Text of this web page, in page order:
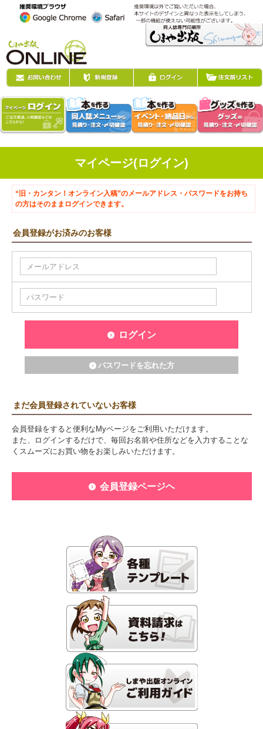
マイページ(ログイン)
“旧・カンタン！オンライン入稿”のメールアドレス・パスワードをお持ち
の方はそのままログインできます。
会員登録がお済みのお客様
ログイン
パスワードを忘れた方
まだ会員登録されていないお客様
会員登録をすると便利なMyページをご利用いただけます。
また、ログインするだけで、毎回お名前や住所などを入力することな
くスムーズにお買い物をお楽しみいただけます。
会員登録ページヘ